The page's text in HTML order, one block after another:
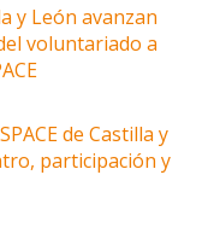
y León avanzan
voluntariado a
de Castilla y
participación y